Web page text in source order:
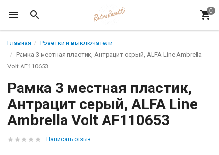
Главная
Розетки и выключатели
Рамка 3 местная пластик, Антрацит серый, ALFA Line Ambrella
Volt AF110653
Рамка 3 местная пластик,
Антрацит серый, ALFA Line
Ambrella Volt AF110653
Написать отзыв